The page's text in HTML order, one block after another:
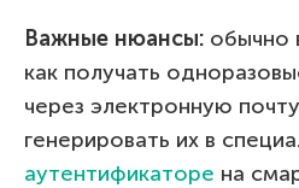
Важные нюансы: обычно
как получать
через электронную
генерировать их в
аутентификаторe на